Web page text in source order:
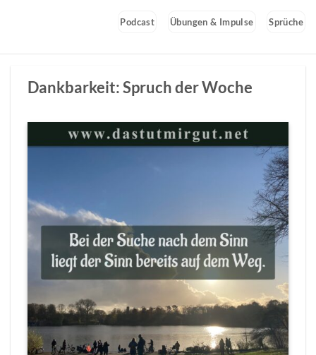
Podcast Übungen & Impulse Sprüche
Dankbarkeit: Spruch der Woche